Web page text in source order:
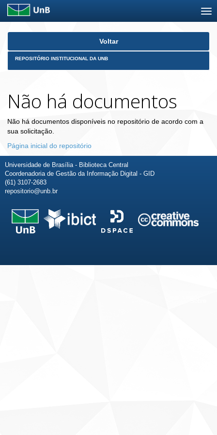
Skip
Voltar
REPOSITÓRIO INSTITUCIONAL DA UNB
Não há documentos
Não há documentos disponíveis no repositório de acordo com a
sua solicitação.
Página inicial do repositório
Universidade de Brasília - Biblioteca Central
Coordenadoria de Gestão da Informação Digital - GID
(61) 3107-2683
repositorio@unb.br